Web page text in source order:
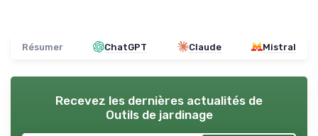
Résumer ChatGPT Claude Mistral
Recevez les dernières actualités de
Outils de jardinage